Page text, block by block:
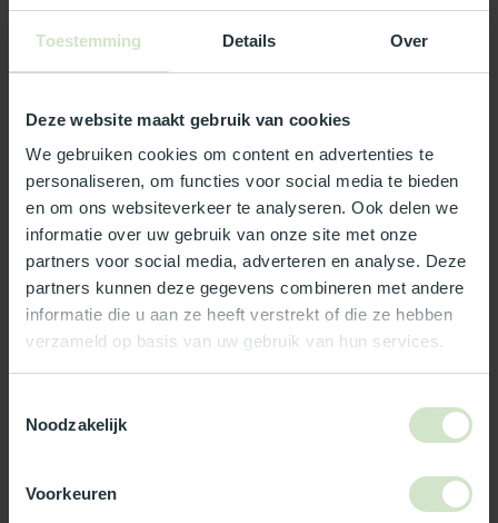
Toestemming Details Over
Deze website maakt gebruik van cookies
We gebruiken cookies om content en advertenties te
personaliseren, om functies voor social media te bieden
en om ons websiteverkeer te analyseren. Ook delen we
informatie over uw gebruik van onze site met onze
partners voor social media, adverteren en analyse. Deze
partners kunnen deze gegevens combineren met andere
informatie die u aan ze heeft verstrekt of die ze hebben
verzameld op basis van uw gebruik van hun services.
Noodzakelijk
Voorkeuren
Neem contact op
Productomschrijving
Specificaties
Reviews
Wat ons écht bijzonder maakt:
Gratis bezorging in Nederland, m.u.v. de Waddeneilanden